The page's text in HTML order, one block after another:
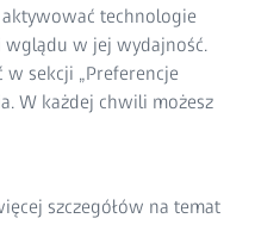
i wytrzymałość
wydajność
technologie
w jej wydajność.
sekcji „Preferencje
W każdej chwili możesz
szczegółów na temat